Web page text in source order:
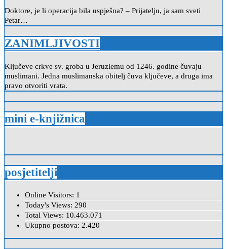
Doktore, je li operacija bila uspješna? – Prijatelju, ja sam sveti
Petar…
ZANIMLJIVOSTI
Ključeve crkve sv. groba u Jeruzlemu od 1246. godine čuvaju
muslimani. Jedna muslimanska obitelj čuva ključeve, a druga ima
pravo otvoriti vrata.
mini e-knjižnica
posjetitelji
Online Visitors: 1
Today's Views: 290
Total Views: 10.463.071
Ukupno postova: 2.420